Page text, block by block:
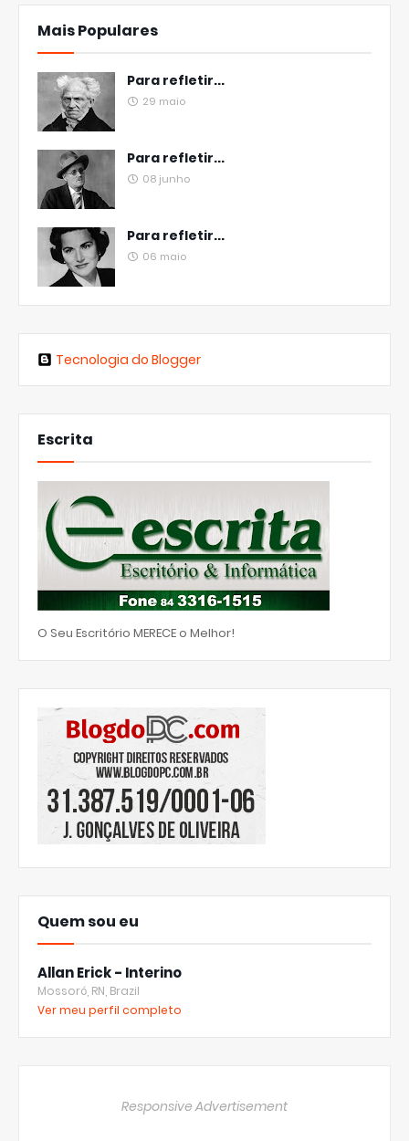
Mais Populares
Para refletir...
29 maio
Para refletir...
08 junho
Para refletir...
06 maio
Tecnologia do Blogger
Escrita
O Seu Escritório MERECE o Melhor!
Quem sou eu
Allan Erick - Interino
Mossoró, RN, Brazil
Ver meu perfil completo
Responsive Advertisement